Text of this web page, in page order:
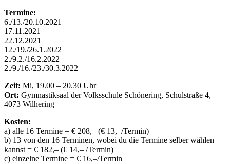
Termine:
6./13./20.10.2021
17.11.2021
22.12.2021
12./19./26.1.2022
2./9.2./16.2.2022
2./9./16./23./30.3.2022
Zeit: Mi, 19.00 – 20.30 Uhr
Ort: Gymnastiksaal der Volksschule Schönering, Schulstraße 4,
4073 Wilhering
Kosten:
a) alle 16 Termine = € 208,– (€ 13,–/Termin)
b) 13 von den 16 Terminen, wobei du die Termine selber wählen
kannst = € 182,– (€ 14,– /Termin)
c) einzelne Termine = € 16,–/Termin